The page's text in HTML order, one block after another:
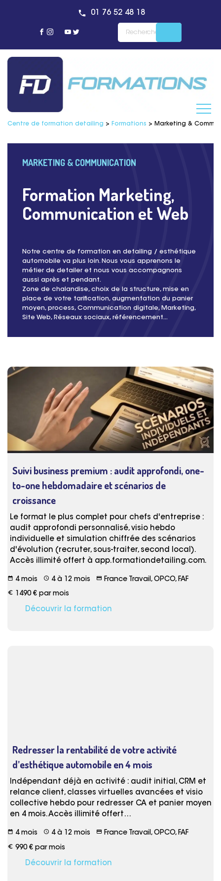
01 76 52 48 18
Centre de formation detailing > Formations > Marketing &
MARKETING & COMMUNICATION
Formation Marketing,
Communication et Web
Notre centre de formation en detailing / esthétique
automobile va plus loin. Nous vous apprenons le
métier de detailer et nous vous accompagnons
aussi après et pendant.
Zone de chalandise, choix de la structure, mise en
place de votre tarification, augmentation du panier
moyen, process, Communication digitale, Marketing,
Site Web, Réseaux sociaux, référencement...
Suivi business premium : audit approfondi, one-
to-one hebdomadaire et scénarios de
croissance
Le format le plus complet pour chefs d'entreprise :
audit approfondi personnalisé, visio hebdo
individuelle et simulation chiffrée des scénarios
d'évolution (recruter, sous-traiter, second local).
Accès illimité offert à app.formationdetailing.com.
date_range 4 mois schedule 4 à 12 mois credit_card France Travail, OPCO, FAF
euro_symbol 1490 € par mois
Découvrir la formation
Redresser la rentabilité de votre activité
d’esthétique automobile en 4 mois
Indépendant déjà en activité : audit initial, CRM et
relance client, classes virtuelles avancées et visio
collective hebdo pour redresser CA et panier moyen
en 4 mois. Accès illimité offert…
date_range 4 mois schedule 4 à 12 mois credit_card France Travail, OPCO, FAF
euro_symbol 990 € par mois
Découvrir la formation